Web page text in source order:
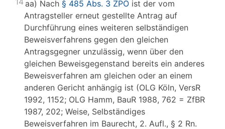
aa) Nach § 485 Abs. 3 ZPO ist der vom
Antragsteller erneut gestellte Antrag auf
Durchführung eines weiteren selbständigen
Beweisverfahrens gegen den gleichen
Antragsgegner unzulässig, wenn über den
gleichen Beweisgegenstand bereits ein anderes
Beweisverfahren am gleichen oder an einem
anderen Gericht anhängig ist (OLG Köln, VersR
1992, 1152; OLG Hamm, BauR 1988, 762 = ZfBR
1987, 202; Weise, Selbständiges
Beweisverfahren im Baurecht, 2. Aufl., § 2 Rn.